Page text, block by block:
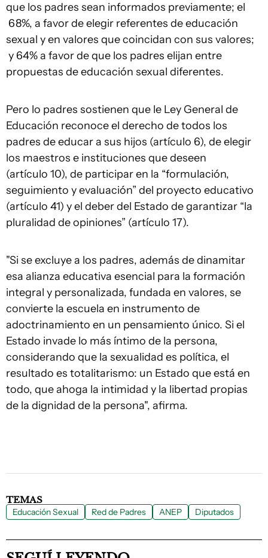
que los padres sean informados previamente; el
68%, a favor de elegir referentes de educación
sexual y en valores que coincidan con sus valores;
y 64% a favor de que los padres elijan entre
propuestas de educación sexual diferentes.
Pero lo padres sostienen que le Ley General de
Educación reconoce el derecho de todos los
padres de educar a sus hijos (artículo 6), de elegir
los maestros e instituciones que deseen
(artículo 10), de participar en la “formulación,
seguimiento y evaluación” del proyecto educativo
(artículo 41) y el deber del Estado de garantizar “la
pluralidad de opiniones” (artículo 17).
"Si se excluye a los padres, además de dinamitar
esa alianza educativa esencial para la formación
integral y personalizada, fundada en valores, se
convierte la escuela en instrumento de
adoctrinamiento en un pensamiento único. Si el
Estado invade lo más íntimo de la persona,
considerando que la sexualidad es política, el
resultado es totalitarismo: un Estado que está en
todo, que ahoga la intimidad y la libertad propias
de la dignidad de la persona", afirma.
TEMAS
Educación Sexual Red de Padres ANEP Diputados